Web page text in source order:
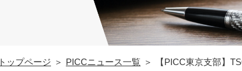
トップページ PICCニュース一覧 【PICC東京支部】